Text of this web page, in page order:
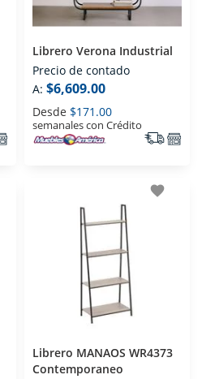
Librero Verona Industrial
Precio de contado
A: $6,609.00
Desde $171.00
semanales con Crédito
favorite
Librero MANAOS WR4373
Contemporaneo